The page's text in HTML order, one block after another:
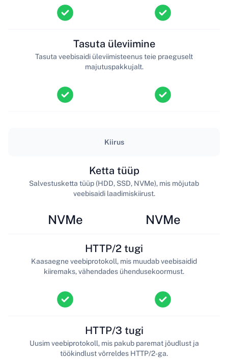
Tasuta üleviimine
Tasuta veebisaidi üleviimisteenus teie praeguselt
majutuspakkujalt.
Kiirus
NVMe
Ketta tüüp
Salvestusketta tüüp (HDD, SSD, NVMe), mis mõjutab
veebisaidi laadimiskiirust.
NVMe
HTTP/2 tugi
Kaasaegne veebiprotokoll, mis muudab veebisaidid
kiiremaks, vähendades ühendusekoormust.
HTTP/3 tugi
Uusim veebiprotokoll, mis pakub paremat jõudlust ja
töökindlust võrreldes HTTP/2-ga.